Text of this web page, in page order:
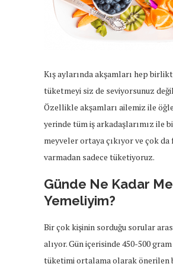
Kış aylarında akşamları hep
tüketmeyi siz de seviyorsunuz
Özellikle akşamları ailemiz ile
yerinde tüm iş arkadaşlarımız ile
meyveler ortaya çıkıyor ve çok da
varmadan sadece tüketiyoruz.
Günde Ne Kadar
Yemeliyim?
Bir çok kişinin sorduğu sorular
alıyor. Gün içerisinde 450-500
tüketimi ortalama olarak önerilen